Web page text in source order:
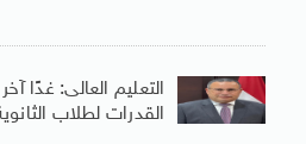
التعليم العالى: غدًا
القدرات لطلاب